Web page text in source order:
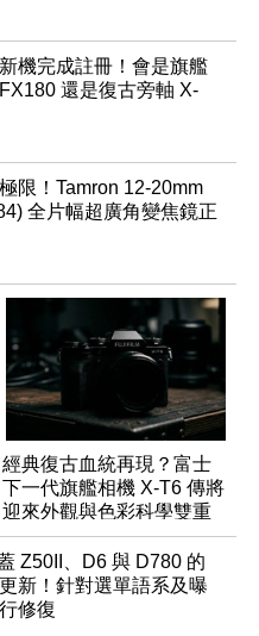
機完成註冊！會是旗艦
還是復古旁軸 X-
限！Tamron 12-20mm
全片幅超廣角變焦鏡正
經典復古血統再現？富士
下一代旗艦相機 X-T6 傳將
迎來外觀與色彩科學雙重
優化
Z50II、D6 與 D780 的
新！針對選單語系及曝
修復